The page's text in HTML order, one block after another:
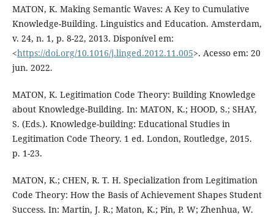
MATON, K. Making Semantic Waves: A Key to Cumulative
Knowledge-Building. Linguistics and Education. Amsterdam,
v. 24, n. 1, p. 8-22, 2013. Disponível em:
<https://doi.org/10.1016/j.linged.2012.11.005>. Acesso em: 20
jun. 2022.
MATON, K. Legitimation Code Theory: Building Knowledge
about Knowledge-Building. In: MATON, K.; HOOD, S.; SHAY,
S. (Eds.). Knowledge-building: Educational Studies in
Legitimation Code Theory. 1 ed. London, Routledge, 2015.
p. 1-23.
MATON, K.; CHEN, R. T. H. Specialization from Legitimation
Code Theory: How the Basis of Achievement Shapes Student
Success. In: Martin, J. R.; Maton, K.; Pin, P. W; Zhenhua, W.